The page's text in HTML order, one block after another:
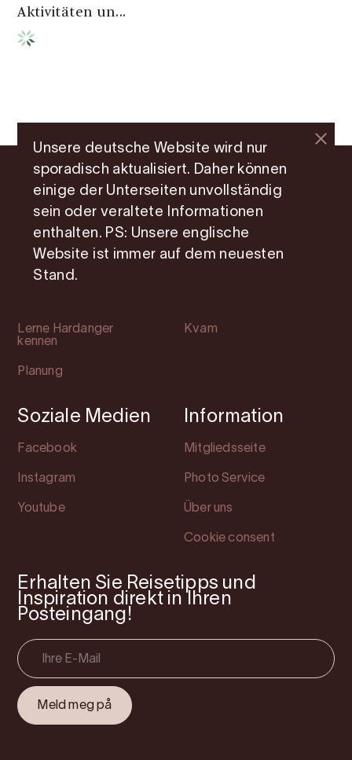
Aktivitäten un...
Unsere deutsche Website wird nur
sporadisch aktualisiert. Daher können
einige der Unterseiten unvollständig
sein oder veraltete Informationen
enthalten. PS: Unsere englische
Website ist immer auf dem neuesten
Stand.
Abkürzungen
Attraktionen
Übernachtung
Lerne Hardanger
kennen
Planung
Orte
Ullensvang
Kvam
Soziale Medien
Facebook
Instagram
Youtube
Information
Mitgliedsseite
Photo Service
Über uns
Cookie consent
Erhalten Sie Reisetipps und
Inspiration direkt in Ihren
Posteingang!